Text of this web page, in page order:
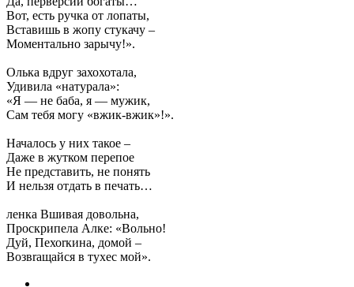
Вот, есть ручка от лопаты,
Вставишь в жопу стукачу –
Моментально зарычу!».
Олька вдруг захохотала,
Удивила «натурала»:
«Я — не баба, я — мужик,
Сам тебя могу «вжик-вжик»!».
Началось у них такое –
Даже в жутком перепое
Не представить, не понять
И нельзя отдать в печать…
ленка Вшивая довольна,
Проскрипела Алке: «Вольно!
Дуй, Пехоrкина, домой –
Возвrащайся в тухес мой».